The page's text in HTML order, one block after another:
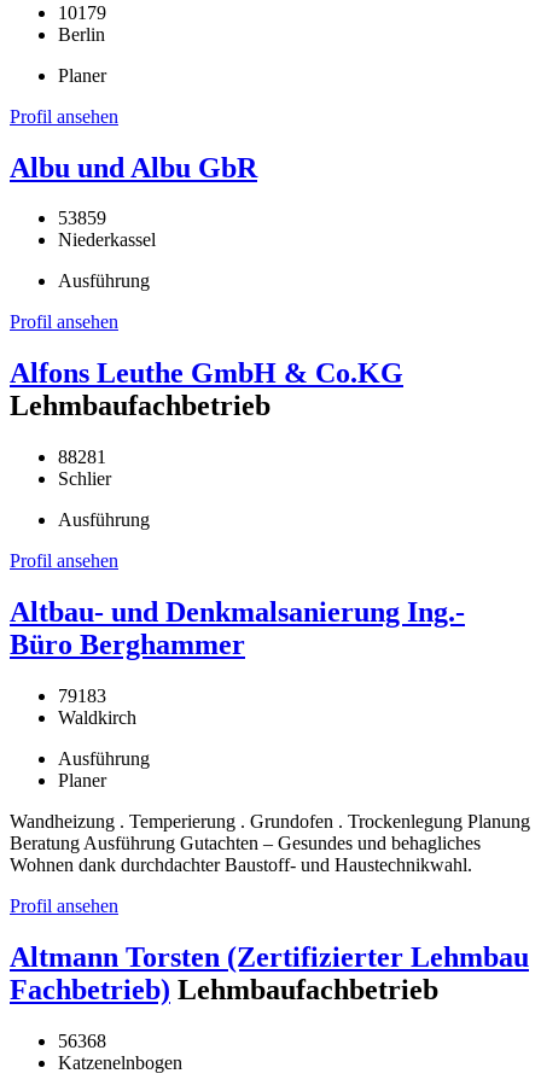
10179
Berlin
Planer
Profil ansehen
Albu und Albu GbR
53859
Niederkassel
Ausführung
Profil ansehen
Alfons Leuthe GmbH & Co.KG
Lehmbaufachbetrieb
88281
Schlier
Ausführung
Profil ansehen
Altbau- und Denkmalsanierung Ing.-
Büro Berghammer
79183
Waldkirch
Ausführung
Planer
Wandheizung . Temperierung . Grundofen . Trockenlegung Planung
Beratung Ausführung Gutachten – Gesundes und behagliches
Wohnen dank durchdachter Baustoff- und Haustechnikwahl.
Profil ansehen
Altmann Torsten (Zertifizierter Lehmbau
Fachbetrieb) Lehmbaufachbetrieb
56368
Katzenelnbogen